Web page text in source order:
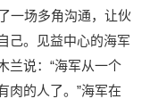
一场多角沟通，让伙
己。见益中心的海军
兰说：“海军从一个
肉的人了。”海军在